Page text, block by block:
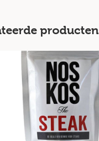
producten